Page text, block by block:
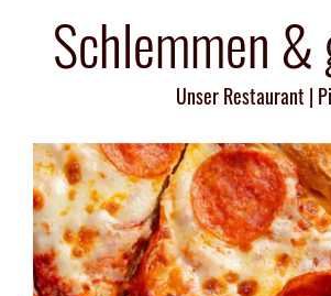
Schlemmen
Unser Restaurant |